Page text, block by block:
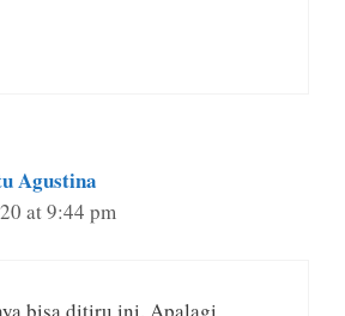
Agustina
at 9:44 pm